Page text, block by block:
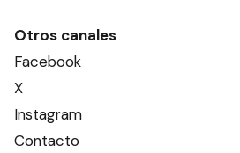
Otros canales
Facebook
X
Instagram
Contacto